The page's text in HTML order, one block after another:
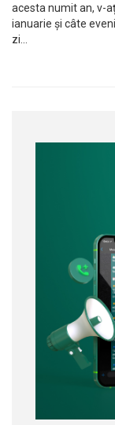
acesta numit an, v-
ianuarie și câte
zi…